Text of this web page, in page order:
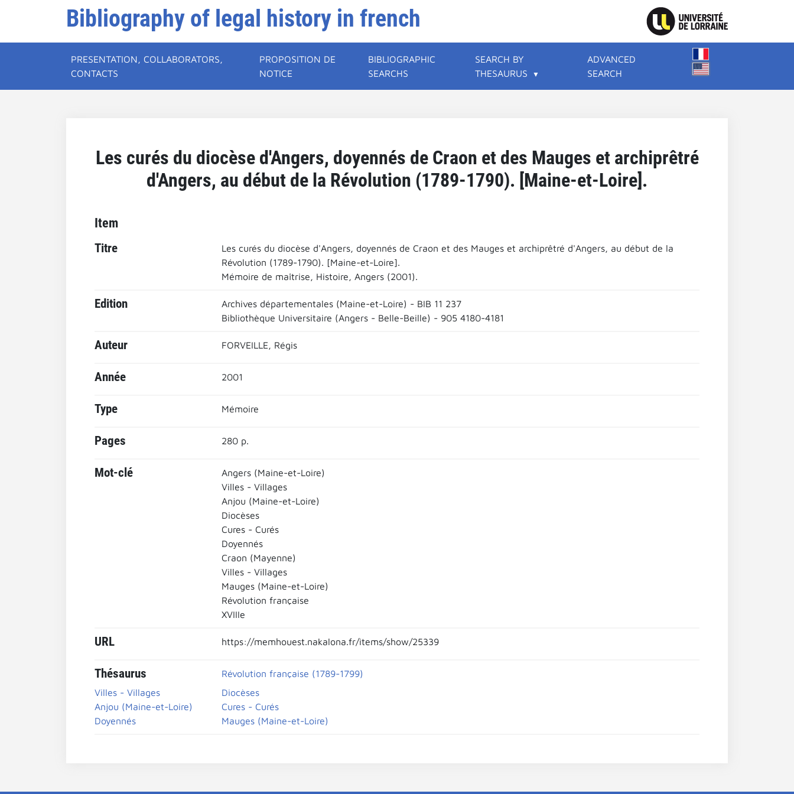
Bibliography of legal history in french
PRESENTATION, COLLABORATORS,
CONTACTS
PROPOSITION DE
NOTICE
BIBLIOGRAPHIC
SEARCHS
SEARCH BY
THESAURUS
ADVANCED
SEARCH
Les curés du diocèse d'Angers, doyennés de Craon et des Mauges et archiprêtré
d'Angers, au début de la Révolution (1789-1790). [Maine-et-Loire].
Item
Titre
Les curés du diocèse d'Angers, doyennés de Craon et des Mauges et archiprêtré d'Angers, au début de la
Révolution (1789-1790). [Maine-et-Loire].
Mémoire de maîtrise, Histoire, Angers (2001).
Edition
Archives départementales (Maine-et-Loire) - BIB 11 237
Bibliothèque Universitaire (Angers - Belle-Beille) - 905 4180-4181
Auteur FORVEILLE, Régis
Année 2001
Type Mémoire
Pages 280 p.
Mot-clé
Angers (Maine-et-Loire)
Villes - Villages
Anjou (Maine-et-Loire)
Diocèses
Cures - Curés
Doyennés
Craon (Mayenne)
Villes - Villages
Mauges (Maine-et-Loire)
Révolution française
XVIIIe
URL https://memhouest.nakalona.fr/items/show/25339
Thésaurus
Révolution française (1789-1799)
Villes - Villages
Diocèses
Anjou (Maine-et-Loire)
Cures - Curés
Doyennés
Mauges (Maine-et-Loire)